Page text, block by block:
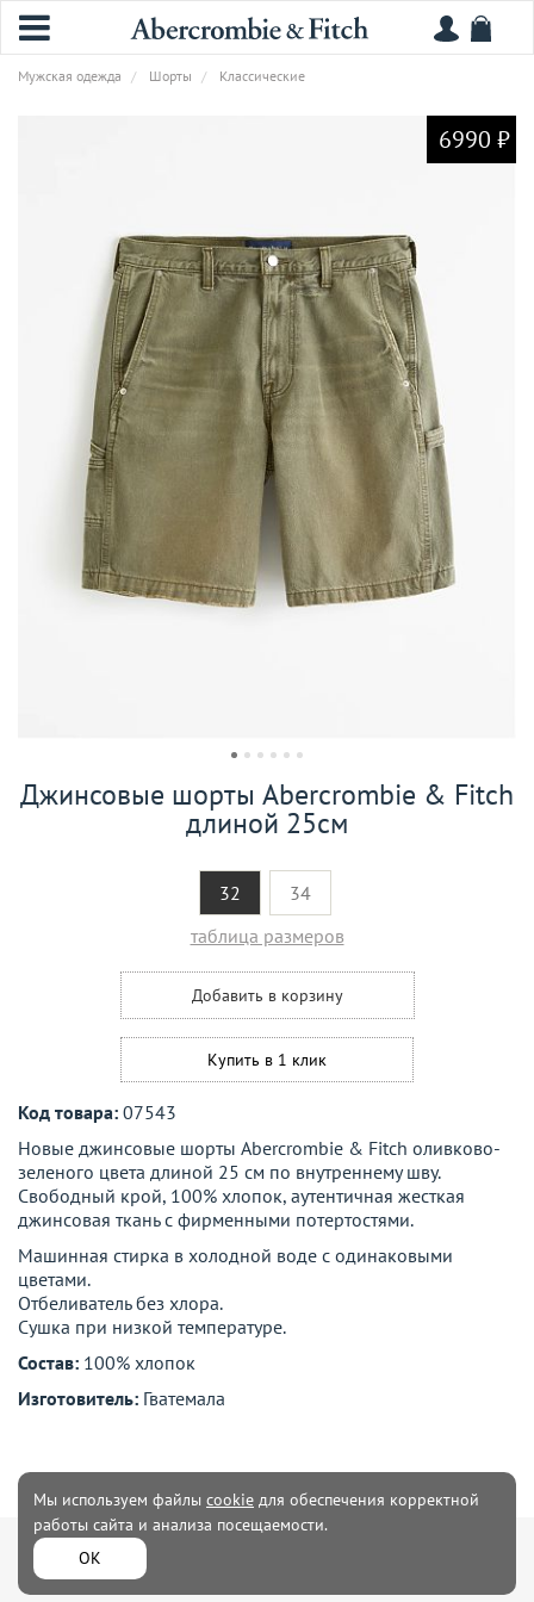
Мужская одежда Шорты Классические
6990 ₽
Джинсовые шорты Abercrombie & Fitch
длиной 25см
32
34
таблица размеров
Добавить в корзину
Купить в 1 клик
Код товара: 07543
Новые джинсовые шорты Abercrombie & Fitch оливково-
зеленого цвета длиной 25 см по внутреннему шву.
Свободный крой, 100% хлопок, аутентичная жесткая
джинсовая ткань с фирменными потертостями.
Машинная стирка в холодной воде с одинаковыми
цветами.
Отбеливатель без хлора.
Сушка при низкой температуре.
Состав: 100% хлопок
Изготовитель: Гватемала
Мужская
одежда
Мы используем файлы cookie для обеспечения корректной
работы сайта и анализа посещаемости.
ОК